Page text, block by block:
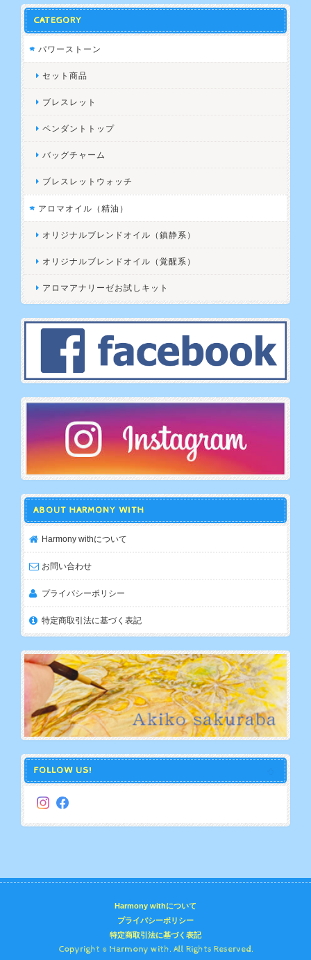
CATEGORY
パワーストーン
セット商品
ブレスレット
ペンダントトップ
バッグチャーム
ブレスレットウォッチ
アロマオイル（精油）
オリジナルブレンドオイル（鎮静系）
オリジナルブレンドオイル（覚醒系）
アロマアナリーゼお試しキット
ABOUT HARMONY WITH
Harmony withについて
お問い合わせ
プライバシーポリシー
特定商取引法に基づく表記
FOLLOW US!
Harmony withについて
プライバシーポリシー
特定商取引法に基づく表記
Copyright © Harmony with. All Rights Reserved.